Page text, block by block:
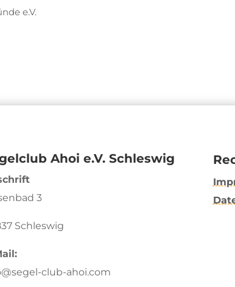
e.V.
Ahoi e.V. Schleswig
3
Schleswig
club-ahoi.com